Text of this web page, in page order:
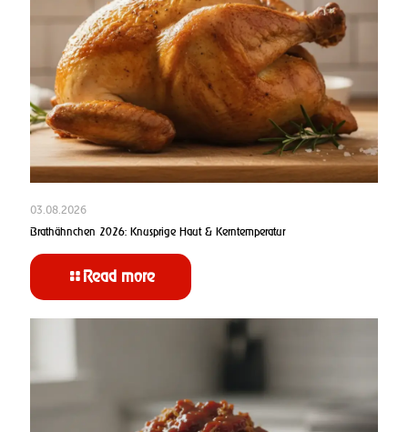
03.08.2026
Brathähnchen 2026: Knusprige Haut & Kerntemperatur
Read more